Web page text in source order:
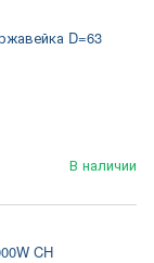
D=63
В наличии
CH